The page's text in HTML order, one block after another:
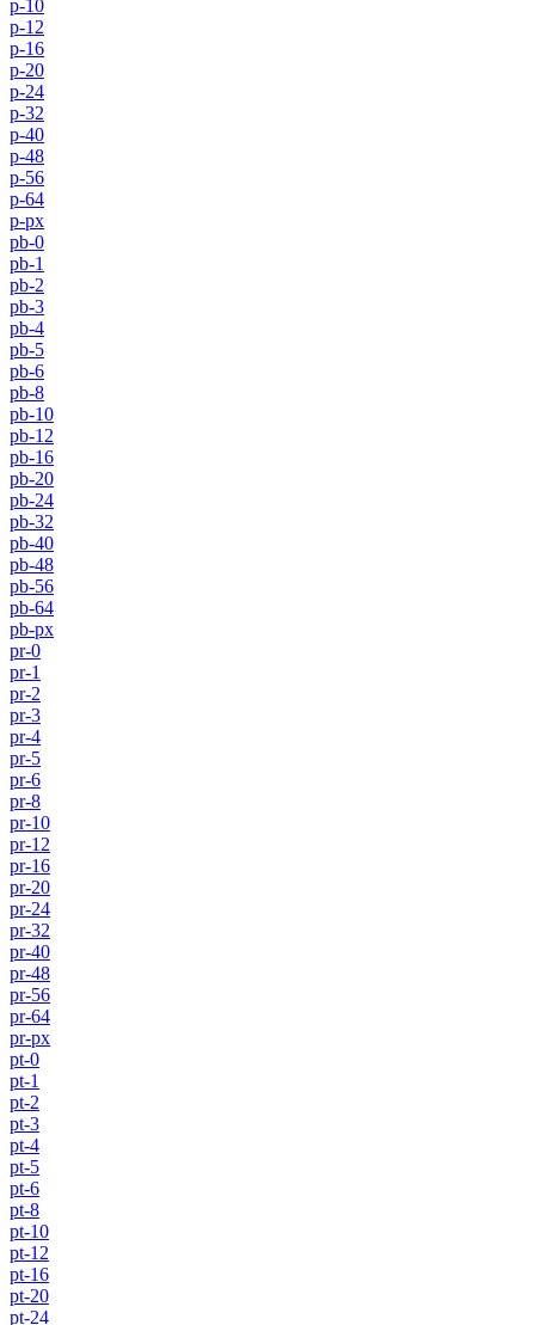
p-10
p-12
p-16
p-20
p-24
p-32
p-40
p-48
p-56
p-64
p-px
pb-0
pb-1
pb-2
pb-3
pb-4
pb-5
pb-6
pb-8
pb-10
pb-12
pb-16
pb-20
pb-24
pb-32
pb-40
pb-48
pb-56
pb-64
pb-px
pr-0
pr-1
pr-2
pr-3
pr-4
pr-5
pr-6
pr-8
pr-10
pr-12
pr-16
pr-20
pr-24
pr-32
pr-40
pr-48
pr-56
pr-64
pr-px
pt-0
pt-1
pt-2
pt-3
pt-4
pt-5
pt-6
pt-8
pt-10
pt-12
pt-16
pt-20
pt-24